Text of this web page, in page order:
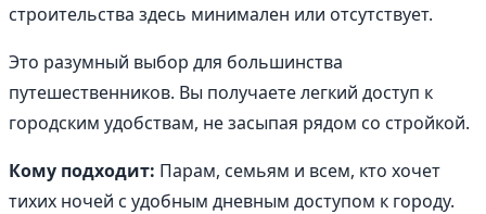
строительства здесь минимален или отсутствует.
Это разумный выбор для большинства
путешественников. Вы получаете легкий доступ к
городским удобствам, не засыпая рядом со стройкой.
Кому подходит: Парам, семьям и всем, кто хочет
тихих ночей с удобным дневным доступом к городу.